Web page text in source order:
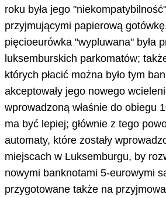
roku była jego
przyjmującymi papierową
pięcioeurówka "wypluwana" była
luksemburskich parkomatów;
których płacić można było tym
akceptowały jego nowego
wprowadzoną właśnie do obiegu
ma być lepiej; głównie z tego
automaty, które zostały
miejscach w Luksemburgu, by
nowymi banknotami 5-eurowymi
przygotowane także na